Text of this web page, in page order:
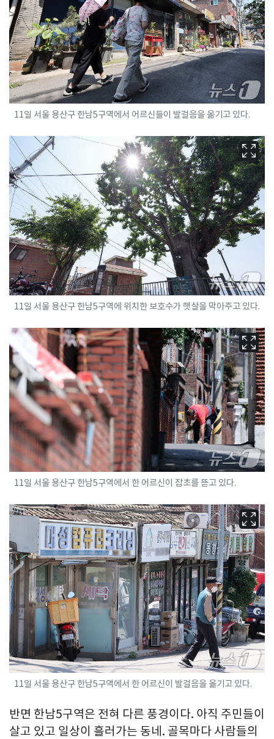
11일 서울 용산구 한남5구역에서 어르신들이 발걸음을 옮기고 있다.
11일 서울 용산구 한남5구역에 위치한 보호수가 햇살을 막아주고 있다.
11일 서울 용산구 한남5구역에서 한 어르신이 잡초를 뜯고 있다.
11일 서울 용산구 한남5구역에서 한 어르신이 발걸음을 옮기고 있다.
반면 한남5구역은 전혀 다른 풍경이다. 아직 주민들이
살고 있고 일상이 흘러가는 동네. 골목마다 사람들의